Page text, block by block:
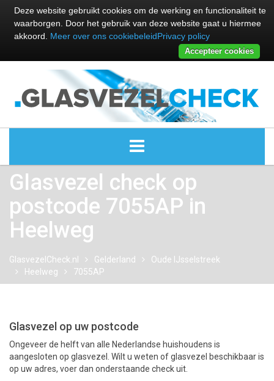
ALLE GLASVEZEL PROVIDERS
GLASVEZEL PROVIDERS
KABEL INTERNET PROVIDERS
GLASVEZEL ALTERNATIEVEN
Glasvezel check op
postcode 7055AP in
Heelweg
GlasvezelCheck.nl Gelderland
Oude IJsselstreek
Heelweg
7055AP
Glasvezel op uw postcode
Ongeveer de helft van alle Nederlandse huishoudens is
aangesloten op glasvezel. Wilt u weten of glasvezel beschikbaar is
op uw adres, voer dan onderstaande check uit.
Deze website gebruikt cookies om de werking en functionaliteit te
waarborgen. Door het gebruik van deze website gaat u hiermee
akkoord. Meer over ons cookiebeleidPrivacy policy
Accepteer cookies